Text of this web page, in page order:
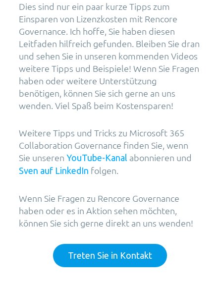
Dies sind nur ein paar kurze Tipps zum
Einsparen von Lizenzkosten mit Rencore
Governance. Ich hoffe, Sie haben diesen
Leitfaden hilfreich gefunden. Bleiben Sie dran
und sehen Sie in unseren kommenden Videos
weitere Tipps und Beispiele! Wenn Sie Fragen
haben oder weitere Unterstützung
benötigen, können Sie sich gerne an uns
wenden. Viel Spaß beim Kostensparen!
Weitere Tipps und Tricks zu Microsoft 365
Collaboration Governance finden Sie, wenn
Sie unseren YouTube-Kanal abonnieren und
Sven auf LinkedIn folgen.
Wenn Sie Fragen zu Rencore Governance
haben oder es in Aktion sehen möchten,
können Sie sich gerne direkt an uns wenden!
Treten Sie in Kontakt